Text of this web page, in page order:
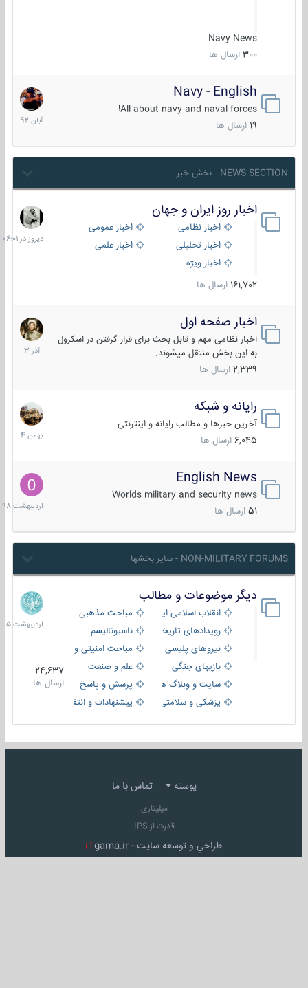
Navy News
300 ارسال ها
Navy - English
All about navy and naval forces!
ارسال ها
22
آبان
1392
NEWS SECTION - بخش خبر
اخبار روز ایران و جهان
اخبار نظامی
اخبار عمومی
اخبار تحلیلی
اخبار علمی
اخبار ویژه
161,702 ارسال ها
دیروز
در
06:01
اخبار صفحه اول
اخبار نظامی مهم و قابل بحث برای قرار گرفتن در اسکرول
به این بخش منتقل میشوند.
2,339 ارسال ها
7
آذر
1403
رایانه و شبکه
آخرین خبرها و مطالب رایانه و اینترنتی
6,045 ارسال ها
30
بهمن
1404
English News
Worlds military and security news
51 ارسال ها
10
1398
NON-MILITARY FORUMS - سایر بخشها
دیگر موضوعات و مطالب
انقلاب اسلامی ایران
مباحث مذهبی
رویدادهای تاریخی و مذهبیناسیونالیسم
نیروهای پلیسی
مباحث امنیتی و اطلاعاتی
بازیهای جنگی
علم و صنعت
سایت و وبلاگ ها
پرسش و پاسخ
پزشکی و سلامتی
پیشنهادات و انتقادات
24,637
ارسال ها
8
1405
پوسته تماس با ما
میلیتاری
قدرت از IPS
طراحي و توسعه سايت - iTgama.ir